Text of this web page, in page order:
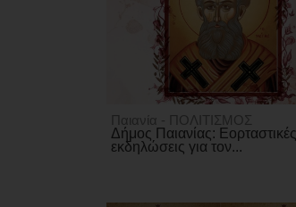
Παιανία - ΠΟΛΙΤΙΣΜΟΣ
Δήμος Παιανίας: Εορταστικές
εκδηλώσεις για τον...